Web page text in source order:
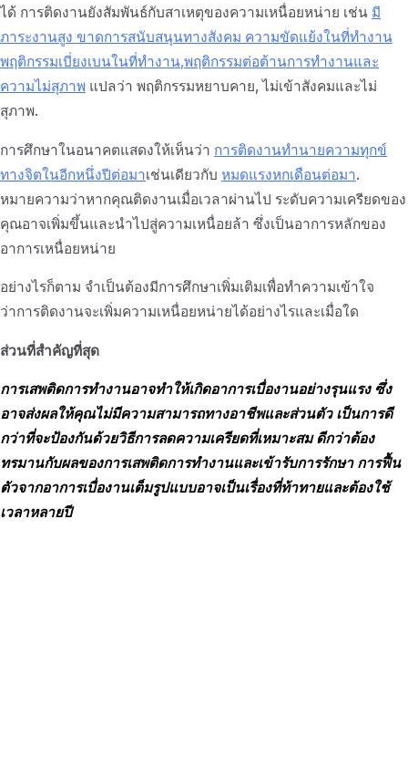
ได้ การติดงานยังสัมพันธ์กับสาเหตุของความเหนื่อยหน่าย เช่น มี
ภาระงานสูง ขาดการสนับสนุนทางสังคม ความขัดแย้งในที่ทำงาน
พฤติกรรมเบี่ยงเบนในที่ทำงาน,พฤติกรรมต่อต้านการทำงานและ
ความไม่สุภาพ แปลว่า พฤติกรรมหยาบคาย, ไม่เข้าสังคมและไม่
สุภาพ.
การศึกษาในอนาคตแสดงให้เห็นว่า การติดงานทำนายความทุกข์
ทางจิตในอีกหนึ่งปีต่อมาเช่นเดียวกับ หมดแรงหกเดือนต่อมา.
หมายความว่าหากคุณติดงานเมื่อเวลาผ่านไป ระดับความเครียดของ
คุณอาจเพิ่มขึ้นและนำไปสู่ความเหนื่อยล้า ซึ่งเป็นอาการหลักของ
อาการเหนื่อยหน่าย
อย่างไรก็ตาม จำเป็นต้องมีการศึกษาเพิ่มเติมเพื่อทำความเข้าใจ
ว่าการติดงานจะเพิ่มความเหนื่อยหน่ายได้อย่างไรและเมื่อใด
ส่วนที่สำคัญที่สุด
การเสพติดการทำงานอาจทำให้เกิดอาการเบื่องานอย่างรุนแรง ซึ่ง
อาจส่งผลให้คุณไม่มีความสามารถทางอาชีพและส่วนตัว เป็นการดี
กว่าที่จะป้องกันด้วยวิธีการลดความเครียดที่เหมาะสม ดีกว่าต้อง
ทรมานกับผลของการเสพติดการทำงานและเข้ารับการรักษา การฟื้น
ตัวจากอาการเบื่องานเต็มรูปแบบอาจเป็นเรื่องที่ท้าทายและต้องใช้
เวลาหลายปี